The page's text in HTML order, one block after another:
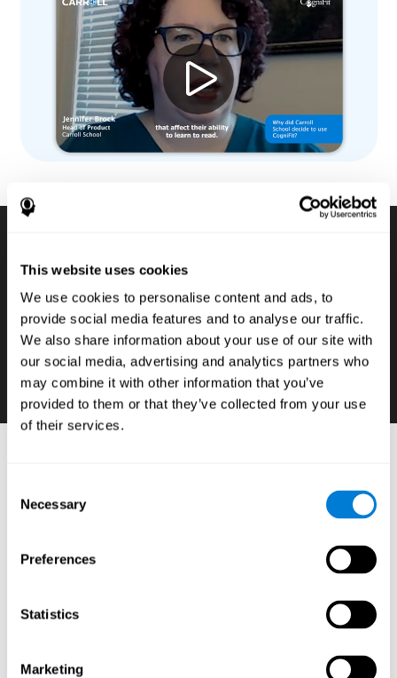
This website uses cookies
We use cookies to personalise content and ads, to
provide social media features and to analyse our traffic.
We also share information about your use of our site with
our social media, advertising and analytics partners who
may combine it with other information that you’ve
provided to them or that they’ve collected from your use
of their services.
Selection
Necessary
Preferences
Statistics
Marketing
디지털 인지 평가 배터리
학생이 잠재력을 최대한 발전시키길 원한다면 학습
과목과 경쟁 관계에서 어떤 인지 능력이 약하고 강
한지, 알아야 하는 것은 기본입니다.
:
터리와 표준화 된 도구로 구성되어있어 간단한 검증 된 신
경 교육 운동 (모든 컴퓨터에서 실행 가능)을 통해 학생들
의 실행 기능과 기본인지 능력을 탐색하고 정확하게 측정
동기와의 관계를 설정합니다.
스를 발견하는 것은 자신의 학업 능력을 적절하게 강화하
고 이해할 수 있으며 개인별 맞춤 학습의 신경 교육학적